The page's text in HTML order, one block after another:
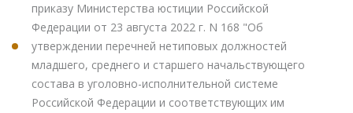
приказу Министерства юстиции Российской
Федерации от 23 августа 2022 г. N 168 "Об
утверждении перечней нетиповых должностей
младшего, среднего и старшего начальствующего
состава в уголовно-исполнительной системе
Российской Федерации и соответствующих им